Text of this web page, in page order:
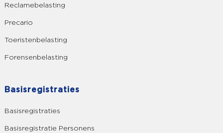
Reclamebelasting
Precario
Toeristenbelasting
Forensenbelasting
Basisregistraties
Basisregistraties
Basisregistratie Personens